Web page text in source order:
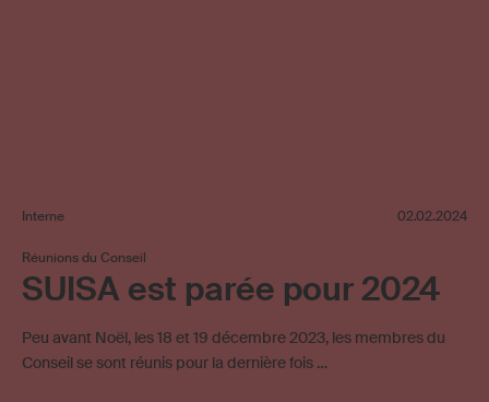
Interne 02.02.2024
Réunions du Conseil
SUISA est parée pour 2024
Peu avant Noël, les 18 et 19 décembre 2023, les membres du
Conseil se sont réunis pour la dernière fois …